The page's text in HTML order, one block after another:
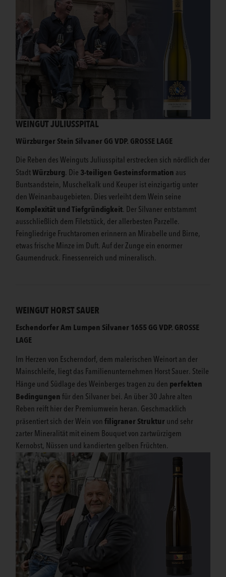
WEINGUT JULIUSSPITAL
Würzburger Stein Silvaner GG VDP. GROSSE LAGE
Die Reben des Weinguts Juliusspital erstrecken sich nördlich der
StadtWürzburg. Die 3-teiligen Gesteinsformation aus
Buntsandstein, Muschelkalk und Keuper ist einzigartig unter
den Weinanbaugebieten. Dies verleiht dem Wein seine
Komplexität und Tiefgründigkeit. Der Silvaner entstammt
ausschließlich dem Filetstück, der allerbesten Parzelle.
Feingliedrige Fruchtaromen erinnern an Mirabelle und Birne,
etwas frische Minze im Duft. Auf der Zunge ein enormer
Gaumendruck. Finessenreich und mineralisch.
WEINGUT HORST SAUER
Eschendorfer Am Lumpen Silvaner 1655 GG VDP. GROSSE
LAGE
Im Herzen von Escherndorf, dem malerischen Weinort an der
Mainschleife, liegt das Familienunternehmen Horst Sauer. Steile
Hänge und Südlage des Weinberges tragen zu den perfekten
Bedingungen für den Silvaner bei. An über 30 Jahre alten
Reben reift hier der Premiumwein heran. Geschmacklich
präsentiert sich der Wein von filigraner Struktur und sehr
zarter Mineralität mit einem Bouquet von zartwürzigem
Kernobst, Nüssen und kandierten gelben Früchten.